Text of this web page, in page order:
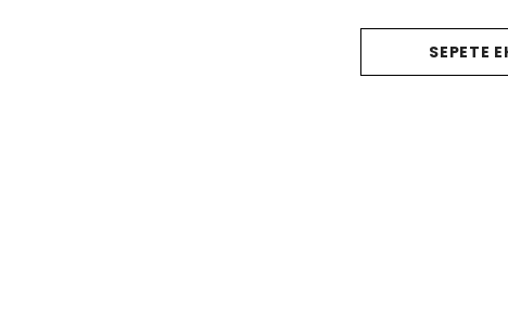
SEPETE